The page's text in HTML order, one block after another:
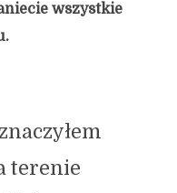
wszystkie
terenie